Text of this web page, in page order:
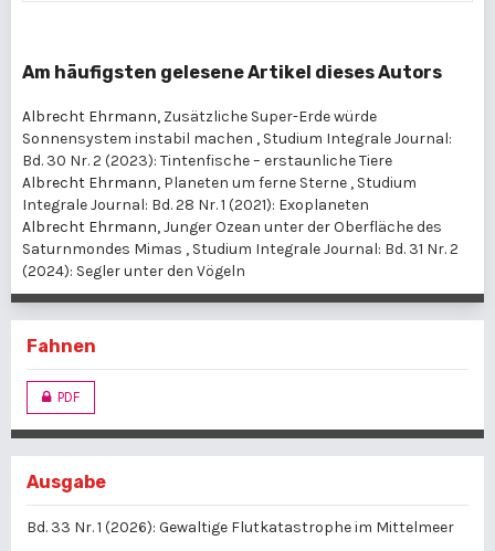
Am häufigsten gelesene Artikel dieses Autors
Albrecht Ehrmann, Zusätzliche Super-Erde würde
Sonnensystem instabil machen , Studium Integrale Journal:
Bd. 30 Nr. 2 (2023): Tintenfische – erstaunliche Tiere
Albrecht Ehrmann, Planeten um ferne Sterne , Studium
Integrale Journal: Bd. 28 Nr. 1 (2021): Exoplaneten
Albrecht Ehrmann,Junger Ozean unter der Oberfläche des
Saturnmondes Mimas , Studium Integrale Journal: Bd. 31 Nr. 2
(2024): Segler unter den Vögeln
Fahnen
PDF
Ausgabe
Bd. 33 Nr. 1 (2026): Gewaltige Flutkatastrophe im Mittelmeer